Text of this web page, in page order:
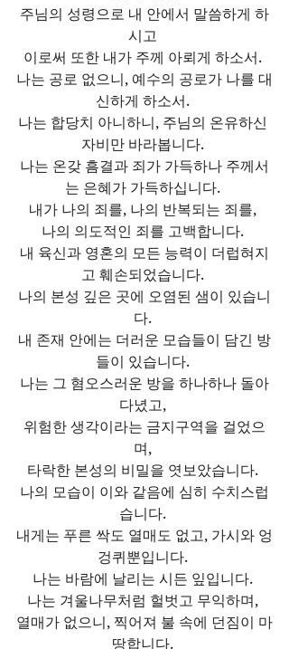
주님의 성령으로 내 안에서 말씀하게 하
시고
이로써 또한 내가 주께 아뢰게 하소서.
나는 공로 없으니, 예수의 공로가 나를 대
신하게 하소서.
나는 합당치 아니하니, 주님의 온유하신
자비만 바라봅니다.
나는 온갖 흠결과 죄가 가득하나 주께서
는 은혜가 가득하십니다.
내가 나의 죄를, 나의 반복되는 죄를,
나의 의도적인 죄를 고백합니다.
내 육신과 영혼의 모든 능력이 더럽혀지
고 훼손되었습니다.
나의 본성 깊은 곳에 오염된 샘이 있습니
다.
내 존재 안에는 더러운 모습들이 담긴 방
들이 있습니다.
나는 그 혐오스러운 방을 하나하나 돌아
다녔고,
위험한 생각이라는 금지구역을 걸었으
며,
타락한 본성의 비밀을 엿보았습니다.
나의 모습이 이와 같음에 심히 수치스럽
습니다.
내게는 푸른 싹도 열매도 없고, 가시와 엉
겅퀴뿐입니다.
나는 바람에 날리는 시든 잎입니다.
나는 겨울나무처럼 헐벗고 무익하며,
열매가 없으니, 찍어져 불 속에 던짐이 마
땅합니다.